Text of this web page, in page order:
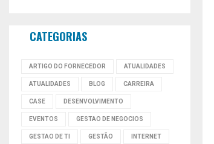
CATEGORIAS
ARTIGO DO FORNECEDOR ATUALIDADES
ATUALIDADES BLOG CARREIRA
CASE DESENVOLVIMENTO
EVENTOS GESTAO DE NEGOCIOS
GESTAO DE TI GESTÃO INTERNET